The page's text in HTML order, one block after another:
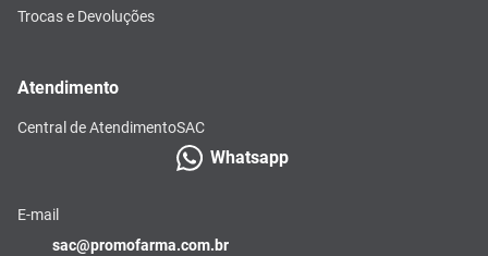
Trocas e Devoluções
Atendimento
Central de AtendimentoSAC
Whatsapp
E-mail
sac@promofarma.com.br